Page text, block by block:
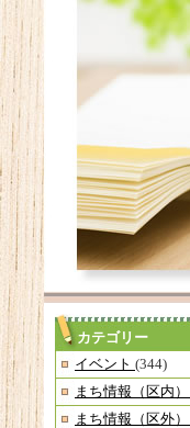
カテゴリー
イベント (344)
まち情報（区内）
まち情報（区外）